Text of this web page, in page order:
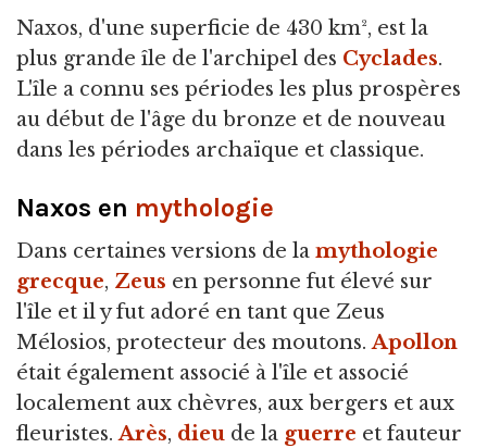
Naxos, d'une superficie de 430 km², est la
plus grande île de l'archipel des Cyclades.
L'île a connu ses périodes les plus prospères
au début de l'âge du bronze et de nouveau
dans les périodes archaïque et classique.
Naxos en mythologie
Dans certaines versions de la mythologie
grecque, Zeus en personne fut élevé sur
l'île et il y fut adoré en tant que Zeus
Mélosios, protecteur des moutons.Apollon
était également associé à l'île et associé
localement aux chèvres, aux bergers et aux
fleuristes.Arès, dieu de la guerre et fauteur